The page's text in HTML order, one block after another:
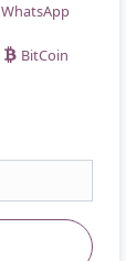
WhatsApp
BitCoin